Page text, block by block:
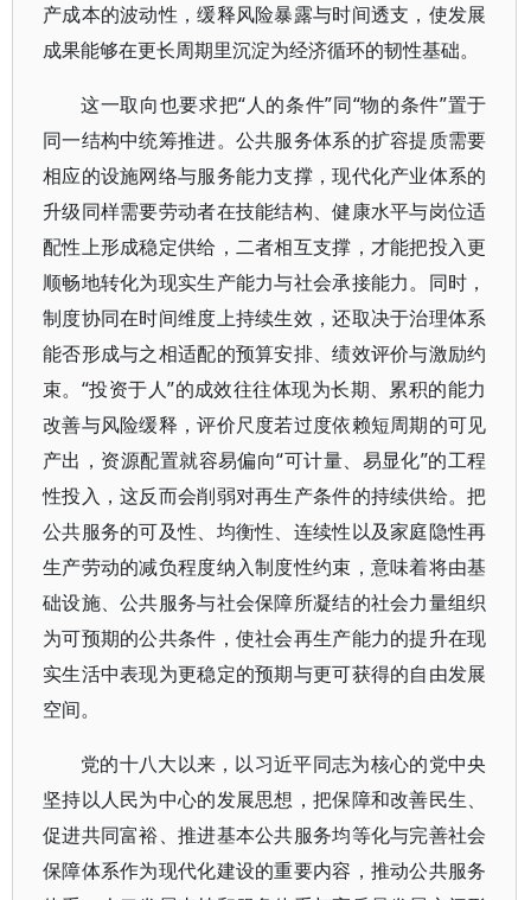
产成本的波动性，缓释风险暴露与时间透支，使发展
成果能够在更长周期里沉淀为经济循环的韧性基础。
这一取向也要求把“人的条件”同“物的条件”置于
同一结构中统筹推进。公共服务体系的扩容提质需要
相应的设施网络与服务能力支撑，现代化产业体系的
升级同样需要劳动者在技能结构、健康水平与岗位适
配性上形成稳定供给，二者相互支撑，才能把投入更
顺畅地转化为现实生产能力与社会承接能力。同时，
制度协同在时间维度上持续生效，还取决于治理体系
能否形成与之相适配的预算安排、绩效评价与激励约
束。“投资于人”的成效往往体现为长期、累积的能力
改善与风险缓释，评价尺度若过度依赖短周期的可见
产出，资源配置就容易偏向“可计量、易显化”的工程
性投入，这反而会削弱对再生产条件的持续供给。把
公共服务的可及性、均衡性、连续性以及家庭隐性再
生产劳动的减负程度纳入制度性约束，意味着将由基
础设施、公共服务与社会保障所凝结的社会力量组织
为可预期的公共条件，使社会再生产能力的提升在现
实生活中表现为更稳定的预期与更可获得的自由发展
空间。
党的十八大以来，以习近平同志为核心的党中央
坚持以人民为中心的发展思想，把保障和改善民生、
促进共同富裕、推进基本公共服务均等化与完善社会
保障体系作为现代化建设的重要内容，推动公共服务